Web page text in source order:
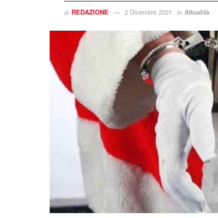
di REDAZIONE 2 Dicembre 2021 In Attualità